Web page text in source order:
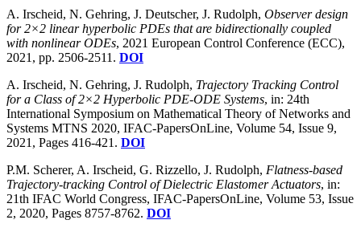
A. Irscheid, N. Gehring, J. Deutscher, J. Rudolph, Observer design
for 2×2 linear hyperbolic PDEs that are bidirectionally coupled
with nonlinear ODEs, 2021 European Control Conference (ECC),
2021, pp. 2506-2511. DOI
A. Irscheid, N. Gehring, J. Rudolph, Trajectory Tracking Control
for a Class of 2×2 Hyperbolic PDE-ODE Systems, in: 24th
International Symposium on Mathematical Theory of Networks and
Systems MTNS 2020, IFAC-PapersOnLine, Volume 54, Issue 9,
2021, Pages 416-421. DOI
P.M. Scherer, A. Irscheid, G. Rizzello, J. Rudolph, Flatness-based
Trajectory-tracking Control of Dielectric Elastomer Actuators, in:
21th IFAC World Congress, IFAC-PapersOnLine, Volume 53, Issue
2, 2020, Pages 8757-8762. DOI